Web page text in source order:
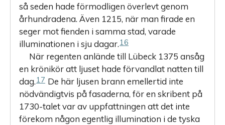
så seden hade förmodligen överlevt genom
århundradena. Även 1215, när man firade en
seger mot fienden i samma stad, varade
illuminationen i sju dagar.16
När regenten anlände till Lübeck 1375 ansåg
en krönikör att ljuset hade förvandlat natten till
dag.17 De här ljusen brann emellertid inte
nödvändigtvis på fasaderna, för en skribent på
1730-talet var av uppfattningen att det inte
förekom någon egentlig illumination i de tyska